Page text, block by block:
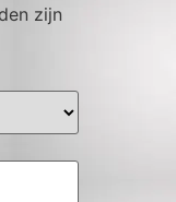
zijn